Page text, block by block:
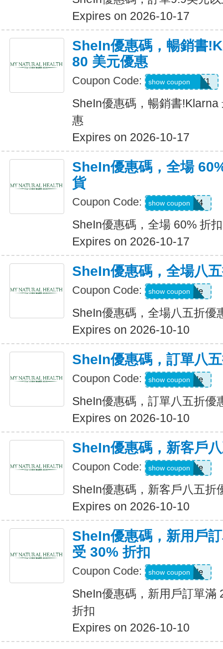
Expires on 2026-10-17
SheIn優惠碼，暢銷書
80 美元優惠
Coupon Code: KLARNAJULY1
show coupon
SheIn優惠碼，暢銷書
惠
Expires on 2026-10-17
SheIn優惠碼，全場
貨
Coupon Code: LS8V4
show coupon
SheIn優惠碼，全場 60% 折
Expires on 2026-10-17
SheIn優惠碼，全場八
Coupon Code: Show Code
show coupon
SheIn優惠碼，全場八五折優
Expires on 2026-10-10
SheIn優惠碼，訂單八
Coupon Code: Show Code
show coupon
SheIn優惠碼，訂單八五折優
Expires on 2026-10-10
SheIn優惠碼，新客戶
Coupon Code: Show Code
show coupon
SheIn優惠碼，新客戶八五折
Expires on 2026-10-10
SheIn優惠碼，新用戶
受 30% 折扣
Coupon Code: Show Code
show coupon
SheIn優惠碼，新用戶訂單滿
折扣
Expires on 2026-10-10